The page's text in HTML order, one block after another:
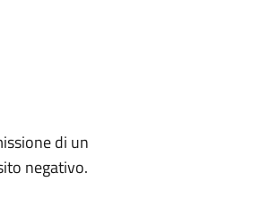
di un
negativo.